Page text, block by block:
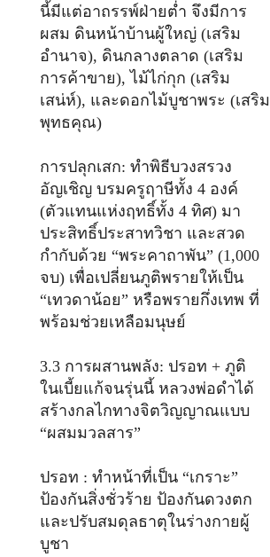
นี้มีแต่อาถรรพ์ฝ่ายต่ำ จึงมีการ
ผสม ดินหน้าบ้านผู้ใหญ่ (เสริม
อำนาจ), ดินกลางตลาด (เสริม
การค้าขาย), ไม้ไก่กุก (เสริม
เสน่ห์), และดอกไม้บูชาพระ (เสริม
พุทธคุณ)
การปลุกเสก: ทำพิธีบวงสรวง
อัญเชิญ บรมครูฤาษีทั้ง 4 องค์
(ตัวแทนแห่งฤทธิ์ทั้ง 4 ทิศ) มา
ประสิทธิ์ประสาทวิชา และสวด
กำกับด้วย “พระคาถาพัน” (1,000
จบ) เพื่อเปลี่ยนภูติพรายให้เป็น
“เทวดาน้อย” หรือพรายกึ่งเทพ ที่
พร้อมช่วยเหลือมนุษย์
3.3 การผสานพลัง: ปรอท + ภูติ
ในเบี้ยแก้จนรุ่นนี้ หลวงพ่อดำได้
สร้างกลไกทางจิตวิญญาณแบบ
“ผสมมวลสาร”
ปรอท : ทำหน้าที่เป็น “เกราะ”
ป้องกันสิ่งชั่วร้าย ป้องกันดวงตก
และปรับสมดุลธาตุในร่างกายผู้
บูชา